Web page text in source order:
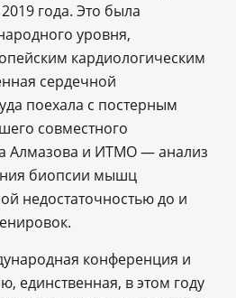
года. Это была
уровня,
кардиологическим
сердечной
поехала с постерным
совместного
Алмазова и ИТМО — анализ
биопсии мышц
недостаточностью до и
конференция и
единственная, в этом году